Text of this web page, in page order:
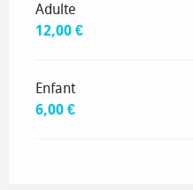
Adulte
12,00 €
Enfant
6,00 €